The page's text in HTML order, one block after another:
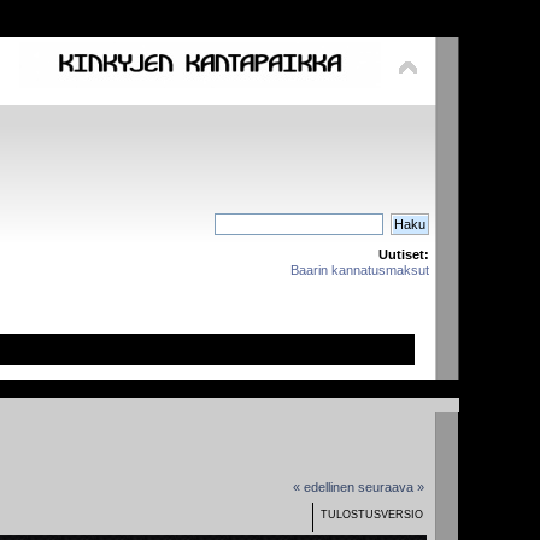
Uutiset:
Baarin kannatusmaksut
« edellinen seuraava »
TULOSTUSVERSIO